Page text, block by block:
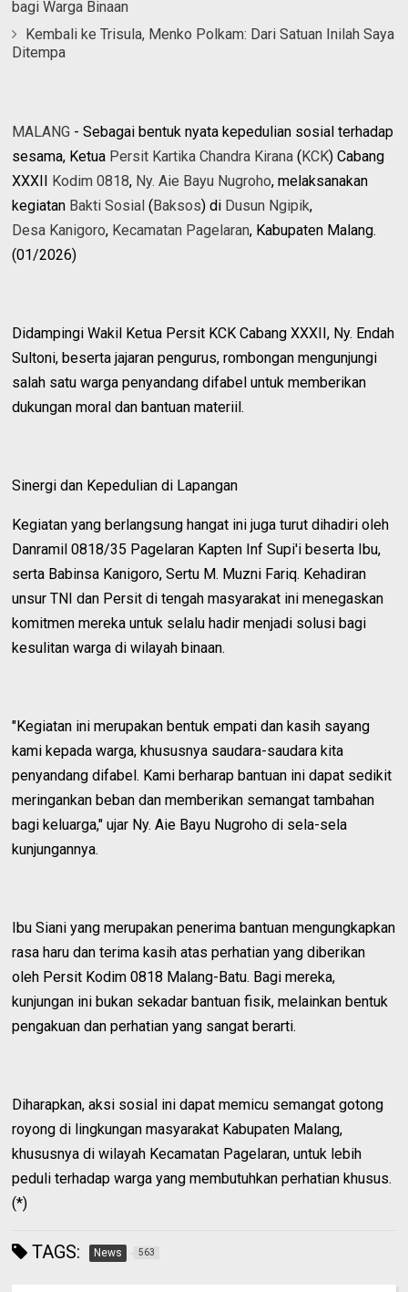
bagi Warga Binaan
Kembali ke Trisula, Menko Polkam: Dari Satuan Inilah Saya
Ditempa
MALANG - Sebagai bentuk nyata kepedulian sosial terhadap
sesama, Ketua Persit Kartika Chandra Kirana (KCK) Cabang
XXXII Kodim 0818, Ny. Aie Bayu Nugroho, melaksanakan
kegiatan Bakti Sosial (Baksos) di Dusun Ngipik,
Desa Kanigoro, Kecamatan Pagelaran, Kabupaten Malang.
(01/2026)
​Didampingi Wakil Ketua Persit KCK Cabang XXXII, Ny. Endah
Sultoni, beserta jajaran pengurus, rombongan mengunjungi
salah satu warga penyandang difabel untuk memberikan
dukungan moral dan bantuan materiil.
​Sinergi dan Kepedulian di Lapangan
​Kegiatan yang berlangsung hangat ini juga turut dihadiri oleh
Danramil 0818/35 Pagelaran Kapten Inf Supi'i beserta Ibu,
serta Babinsa Kanigoro, Sertu M. Muzni Fariq. Kehadiran
unsur TNI dan Persit di tengah masyarakat ini menegaskan
komitmen mereka untuk selalu hadir menjadi solusi bagi
kesulitan warga di wilayah binaan.
​"Kegiatan ini merupakan bentuk empati dan kasih sayang
kami kepada warga, khususnya saudara-saudara kita
penyandang difabel. Kami berharap bantuan ini dapat sedikit
meringankan beban dan memberikan semangat tambahan
bagi keluarga," ujar Ny. Aie Bayu Nugroho di sela-sela
kunjungannya.
​Ibu Siani yang merupakan penerima bantuan mengungkapkan
rasa haru dan terima kasih atas perhatian yang diberikan
oleh Persit Kodim 0818 Malang-Batu. Bagi mereka,
kunjungan ini bukan sekadar bantuan fisik, melainkan bentuk
pengakuan dan perhatian yang sangat berarti.
​Diharapkan, aksi sosial ini dapat memicu semangat gotong
royong di lingkungan masyarakat Kabupaten Malang,
khususnya di wilayah Kecamatan Pagelaran, untuk lebih
peduli terhadap warga yang membutuhkan perhatian khusus.
(*)
TAGS: News 563